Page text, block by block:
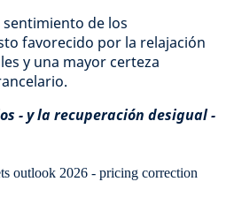
de los
favorecido por la relajación
y una mayor certeza
- y la recuperación desigual -